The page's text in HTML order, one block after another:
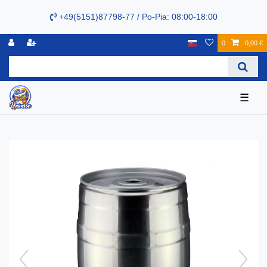
+49(5151)87798-77 / Po-Pia: 08:00-18:00
0 0,00 €
☰